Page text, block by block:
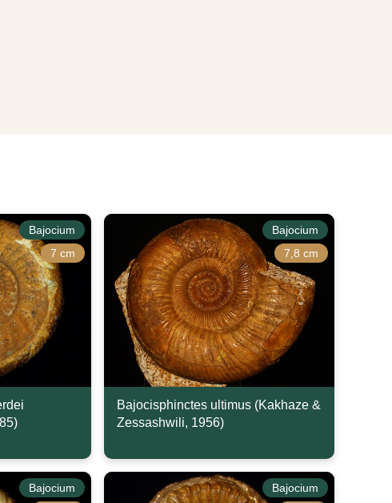
Bajocium
7 cm
Bajocium
7,8 cm
Bajocisphinctes ultimus (Kakhaze &
Zessashwili, 1956)
Bajocium
Bajocium